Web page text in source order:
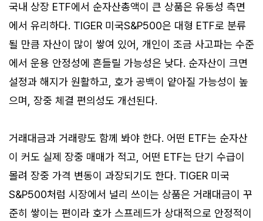
국내 상장 ETF에서 순자산총액이 큰 상품은 유동성 측면
에서 유리하다. TIGER 미국S&P500은 대형 ETF로 분류
될 만큼 자산이 많이 쌓여 있어, 개인이 조금 사고파는 수준
에서 운용 안정성에 흔들릴 가능성은 낮다. 순자산이 크면
설정과 해지가 원활하고, 호가 공백이 얕아질 가능성이 높
으며, 장중 체결 편의성도 개선된다.
거래대금과 거래량도 함께 봐야 한다. 어떤 ETF는 순자산
이 커도 실제 장중 매매가 적고, 어떤 ETF는 단기 수급이
몰려 장중 가격 변동이 과장되기도 한다. TIGER 미국
S&P500처럼 시장에서 널리 쓰이는 상품은 거래대금이 꾸
준히 쌓이는 편이라 호가 스프레드가 상대적으로 안정적이